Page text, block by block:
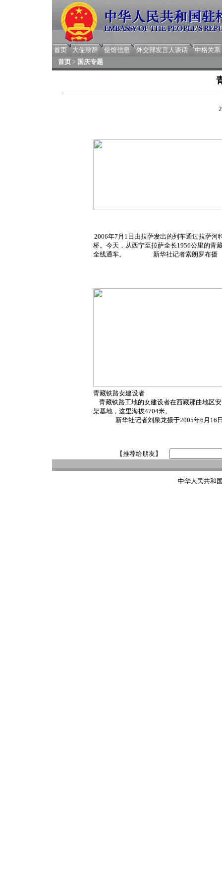
首页 大使致辞 使馆信息 外交部发言人谈话
中格关系
首页 > 国庆专题
2006年7 月 1 日 由拉萨发出的列车通过拉萨河
桥。今天，从西宁至拉萨全长1956公里的青
全线通车。 新华社记者索朗罗布摄
青藏铁路女建设者
青藏铁路工地的女建设者在西藏那曲地区
架基地，这里海拔4704米。
新华社记者刘泉龙摄于2005年6 月 16
【推荐给朋友】
中华人民共和